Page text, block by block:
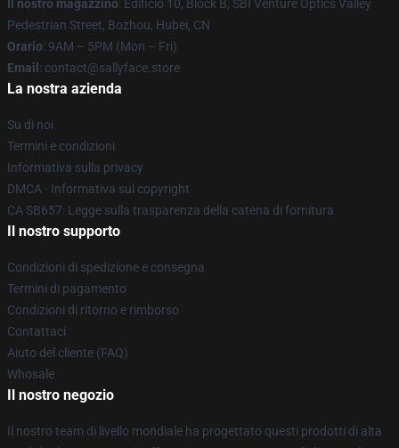
Il nostro magazzino: Edificio 10, Block B, SBI Venture Optics Valley
Pedestrian Street, Bozhou, Hubei, CN
Orario: 9AM – 5PM (Mon – Fri)
Email : contact@sallyface.store
La nostra azienda
Su di noi
Termini e condizioni
Informativa sulla privacy
DMCA - Informativa sul copyright
CA SB657: Legge sulla trasparenza della catena di fornitura
Il nostro supporto
Condizioni di spedizione e consegna
Termini di pagamento
Condizioni di ritorno e rimborso
Contattaci
Aiuto del cliente (FAQ)
Whosale
Il nostro negozio
Il nostro team di livello mondiale ha progettato questi prodotti di alta